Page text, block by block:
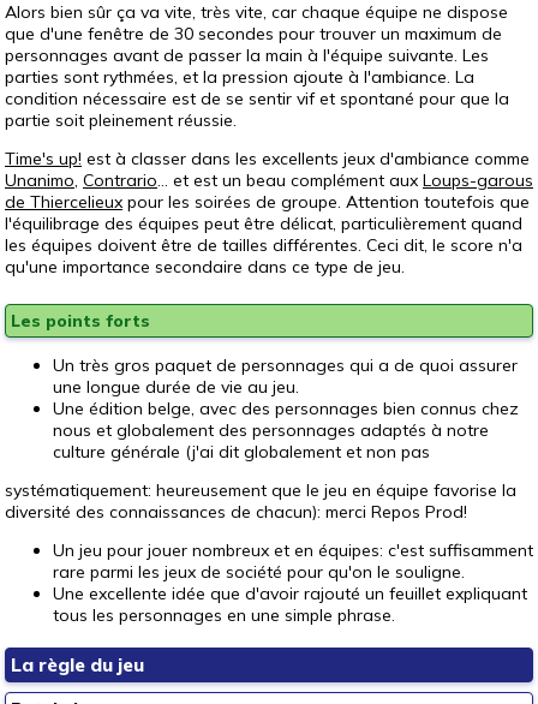
Alors bien sûr ça va vite, très vite, car chaque équipe ne dispose
que d'une fenêtre de 30 secondes pour trouver un maximum de
personnages avant de passer la main à l'équipe suivante. Les
parties sont rythmées, et la pression ajoute à l'ambiance. La
condition nécessaire est de se sentir vif et spontané pour que la
partie soit pleinement réussie.
Time's up! est à classer dans les excellents jeux d'ambiance comme
Unanimo, Contrario... et est un beau complément aux Loups-garous
de Thiercelieux pour les soirées de groupe. Attention toutefois que
l'équilibrage des équipes peut être délicat, particulièrement quand
les équipes doivent être de tailles différentes. Ceci dit, le score n'a
qu'une importance secondaire dans ce type de jeu.
Les points forts
Un très gros paquet de personnages qui a de quoi assurer
une longue durée de vie au jeu.
Une édition belge, avec des personnages bien connus chez
nous et globalement des personnages adaptés à notre
culture générale (j'ai dit globalement et non pas
systématiquement: heureusement que le jeu en équipe favorise la
diversité des connaissances de chacun): merci Repos Prod!
Un jeu pour jouer nombreux et en équipes: c'est suffisamment
rare parmi les jeux de société pour qu'on le souligne.
Une excellente idée que d'avoir rajouté un feuillet expliquant
tous les personnages en une simple phrase.
La règle du jeu